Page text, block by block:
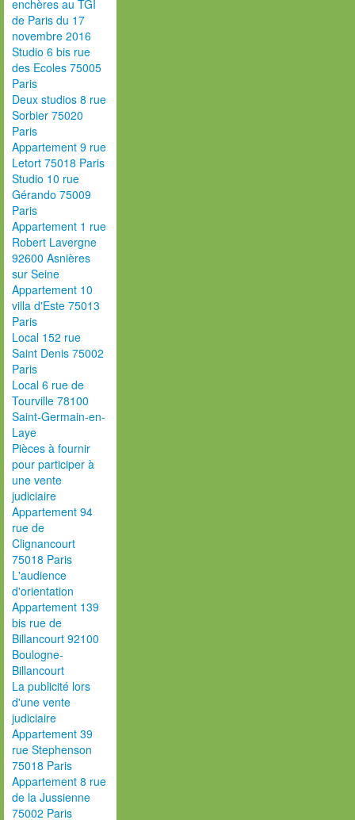
enchères au TGI
de Paris du 17
novembre 2016
Studio 6 bis rue
des Ecoles 75005
Paris
Deux studios 8 rue
Sorbier 75020
Paris
Appartement 9 rue
Letort 75018 Paris
Studio 10 rue
Gérando 75009
Paris
Appartement 1 rue
Robert Lavergne
92600 Asnières
sur Seine
Appartement 10
villa d'Este 75013
Paris
Local 152 rue
Saint Denis 75002
Paris
Local 6 rue de
Tourville 78100
Saint-Germain-en-
Laye
Pièces à fournir
pour participer à
une vente
judiciaire
Appartement 94
rue de
Clignancourt
75018 Paris
L'audience
d'orientation
Appartement 139
bis rue de
Billancourt 92100
Boulogne-
Billancourt
La publicité lors
d'une vente
judiciaire
Appartement 39
rue Stephenson
75018 Paris
Appartement 8 rue
de la Jussienne
75002 Paris